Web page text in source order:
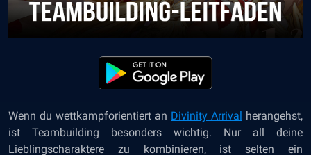
Wenn du wettkampforientiert an Divinity Arrival herangehst,
ist Teambuilding besonders wichtig. Nur all deine
Lieblingscharaktere zu kombinieren, ist selten ein